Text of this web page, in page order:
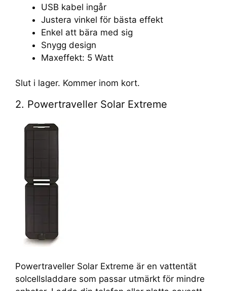
USB kabel ingår
Justera vinkel för bästa effekt
Enkel att bära med sig
Snygg design
Maxeffekt: 5 Watt
Slut i lager. Kommer inom kort.
2. Powertraveller Solar Extreme
Powertraveller Solar Extreme är en vattentät
solcellsladdare som passar utmärkt för mindre